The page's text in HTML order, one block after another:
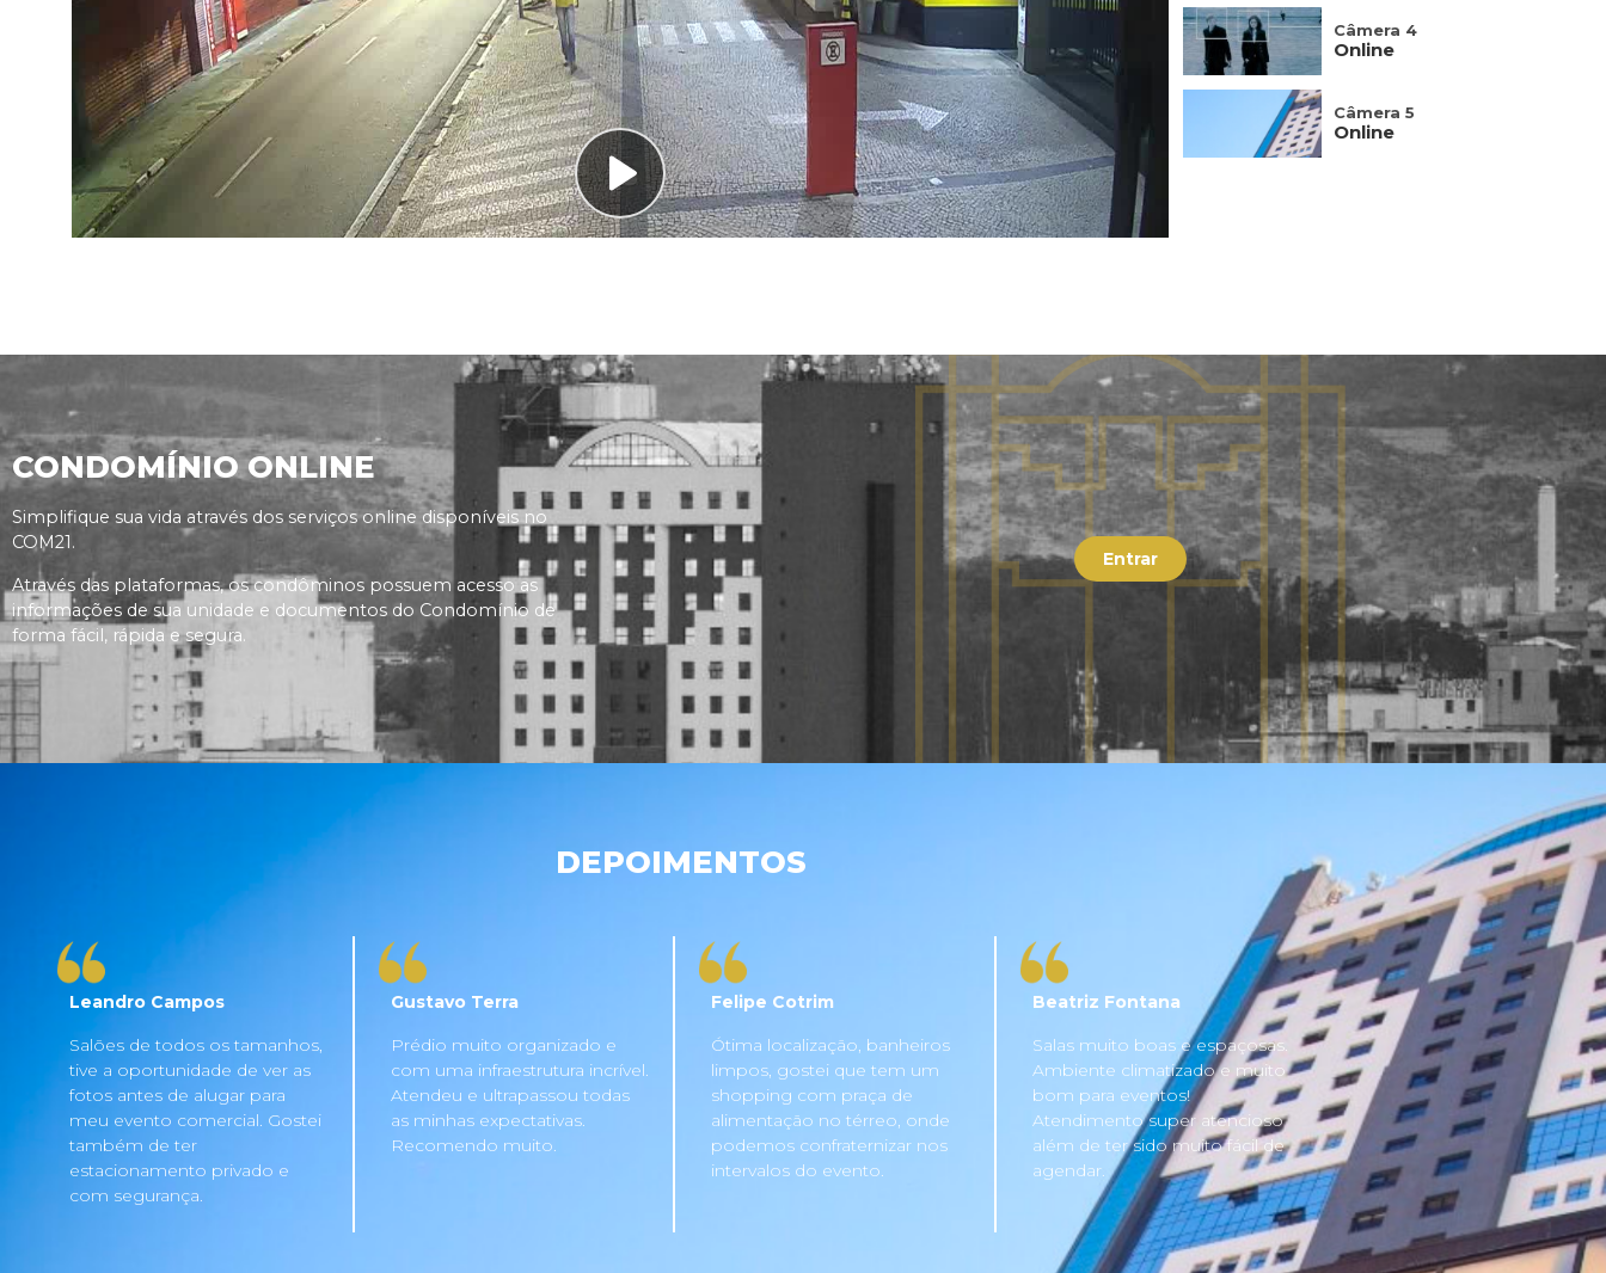
Câmera 4
Online
Câmera 5
Online
CONDOMÍNIO ONLINE
Simplifique sua vida através dos serviços online disponíveis no
COM21.
Através das plataformas, os condôminos possuem acesso as
informações de sua unidade e documentos do Condomínio de
forma fácil, rápida e segura.
Entrar
DEPOIMENTOS
Salões de todos os tamanhos,
tive a oportunidade de ver as
fotos antes de alugar para
meu evento comercial. Gostei
também de ter
estacionamento privado e
com segurança.
Leandro Campos
Prédio muito organizado e
com uma infraestrutura incrível.
Atendeu e ultrapassou todas
as minhas expectativas.
Recomendo muito.
Gustavo Terra
Ótima localização, banheiros
limpos, gostei que tem um
shopping com praça de
alimentação no térreo, onde
podemos confraternizar nos
intervalos do evento.
Felipe Cotrim
Salas muito boas e espaçosas.
Ambiente climatizado e muito
bom para eventos!
Atendimento super atencioso
além de ter sido muito fácil de
agendar.
Beatriz Fontana